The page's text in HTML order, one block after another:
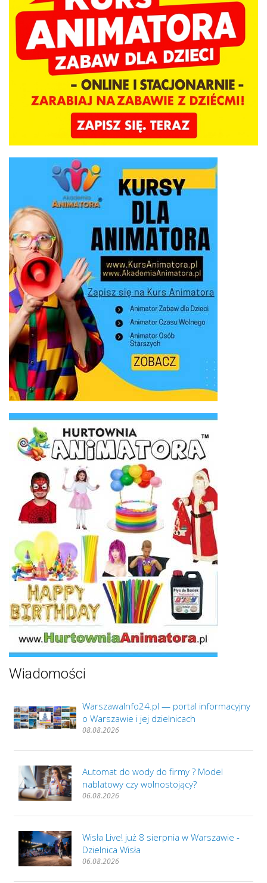
Wiadomości
WarszawaInfo24.pl — portal informacyjny
o Warszawie i jej dzielnicach
08.08.2026
Automat do wody do firmy ? Model
nablatowy czy wolnostojący?
06.08.2026
Wisła Live! już 8 sierpnia w Warszawie -
Dzielnica Wisła
06.08.2026